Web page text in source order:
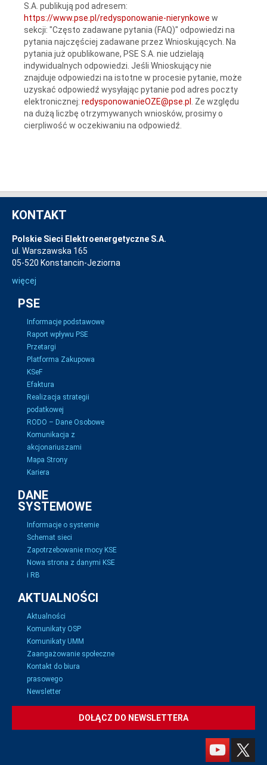
S.A. publikują pod adresem:
https://www.pse.pl/redysponowanie-nierynkowe w
sekcji: "Często zadawane pytania (FAQ)" odpowiedzi na
pytania najczęściej zadawane przez Wnioskujących. Na
pytania już opublikowane, PSE S.A. nie udzielają
indywidualnych odpowiedzi. Jeśli Wnioskujący nie
znajduje odpowiedzi na istotne w procesie pytanie, może
uzyskać odpowiedź wysyłając pytanie pod adres poczty
elektronicznej: redysponowanieOZE@pse.pl
. Ze względu
na dużą liczbę otrzymywanych wniosków, prosimy o
cierpliwość w oczekiwaniu na odpowiedź.
KONTAKT
Polskie Sieci Elektroenergetyczne S.A.
ul. Warszawska 165
05-520 Konstancin-Jeziorna
więcej
PSE
Informacje podstawowe
Raport wpływu PSE
Przetargi
Platforma Zakupowa
KSeF
Efaktura
Realizacja strategii
podatkowej
RODO – Dane Osobowe
Komunikacja z
akcjonariuszami
Mapa Strony
Kariera
DANE
SYSTEMOWE
Informacje o systemie
Schemat sieci
Zapotrzebowanie mocy KSE
Nowa strona z danymi KSE
i RB
AKTUALNOŚCI
Aktualności
Komunikaty OSP
Komunikaty UMM
Zaangażowanie społeczne
Kontakt do biura
prasowego
Newsletter
DOŁĄCZ DO NEWSLETTERA